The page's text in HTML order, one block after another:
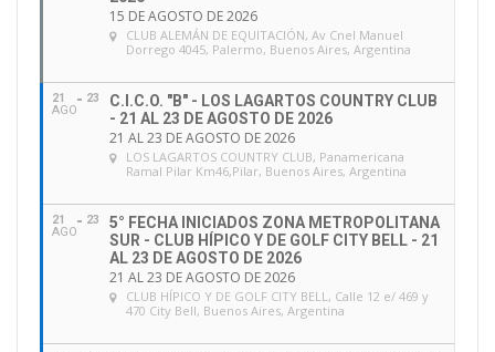
15 DE AGOSTO DE 2026
CLUB ALEMÁN DE EQUITACIÓN, Av Cnel Manuel
Dorrego 4045, Palermo, Buenos Aires, Argentina
21
AGO
23
C.I.C.O. "B" - LOS LAGARTOS COUNTRY CLUB
- 21 AL 23 DE AGOSTO DE 2026
21 AL 23 DE AGOSTO DE 2026
LOS LAGARTOS COUNTRY CLUB, Panamericana
Ramal Pilar Km46,Pilar, Buenos Aires, Argentina
21
AGO
23
5° FECHA INICIADOS ZONA METROPOLITANA
SUR - CLUB HÍPICO Y DE GOLF CITY BELL - 21
AL 23 DE AGOSTO DE 2026
21 AL 23 DE AGOSTO DE 2026
CLUB HÍPICO Y DE GOLF CITY BELL, Calle 12 e/ 469 y
470 City Bell, Buenos Aires, Argentina